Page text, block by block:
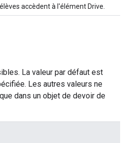
accèdent à l'élément Drive.
La valeur par défaut est
Les autres valeurs ne
dans un objet de devoir de